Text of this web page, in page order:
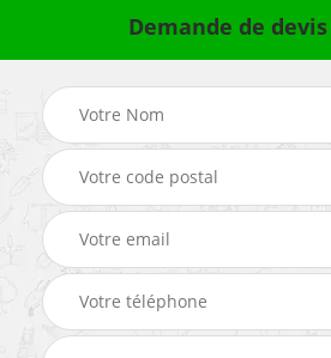
Demande de